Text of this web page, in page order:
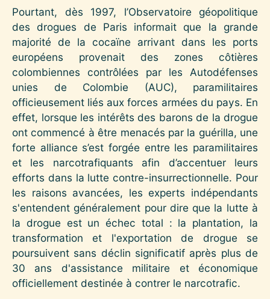
Pourtant, dès 1997, l’Observatoire géopolitique
des drogues de Paris informait que la grande
majorité de la cocaïne arrivant dans les ports
européens provenait des zones côtières
colombiennes contrôlées par les Autodéfenses
unies de Colombie (AUC), paramilitaires
officieusement liés aux forces armées du pays. En
effet, lorsque les intérêts des barons de la drogue
ont commencé à être menacés par la guérilla, une
forte alliance s’est forgée entre les paramilitaires
et les narcotrafiquants afin d’accentuer leurs
efforts dans la lutte contre-insurrectionnelle. Pour
les raisons avancées, les experts indépendants
s'entendent généralement pour dire que la lutte à
la drogue est un échec total : la plantation, la
transformation et l'exportation de drogue se
poursuivent sans déclin significatif après plus de
30 ans d'assistance militaire et économique
officiellement destinée à contrer le narcotrafic.